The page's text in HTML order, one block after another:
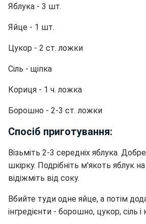
Яблука - 3 шт.
Яйце - 1 шт.
Цукор - 2 ст. ложки
Сіль - щіпка
Кориця - 1 ч. ложка
Борошно - 2-3 ст. ложки
Спосіб приготування:
Візьміть 2-3 середніх яблука.
шкірку. Подрібніть м'якоть яблук на
відіжміть від соку.
Вбийте туди одне яйце, а потім
інгредієнти - борошно, цукор, сіль